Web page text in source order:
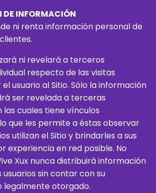
DE INFORMACIÓN
ni renta información personal de
ni revelará a terceros
respecto de las visitas
usuario al Sitio. Sólo la información
ser revelada a terceras
cuales tiene vínculos
que les permite a éstas observar
utilizan el Sitio y brindarles a sus
experiencia en red posible. No
Xux nunca distribuirá información
usuarios sin contar con su
legalmente otorgado.